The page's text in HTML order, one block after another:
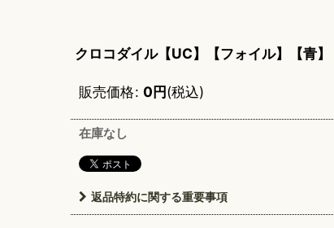
クロコダイル【UC】【フォイル】【青】
販売価格: 0円(税込)
在庫なし
返品特約に関する重要事項